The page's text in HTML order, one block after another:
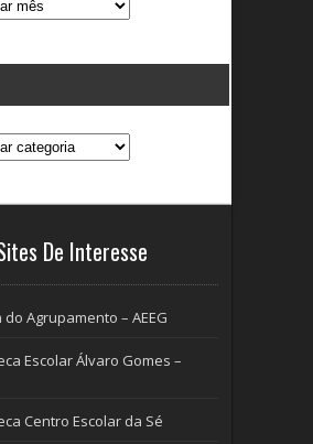
De Interesse
do Agrupamento – AEEG
Escolar Álvaro Gomes –
Centro Escolar da Sé